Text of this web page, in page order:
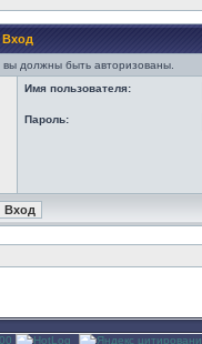
Вход
должны быть авторизованы.
Имя пользователя:
Пароль: